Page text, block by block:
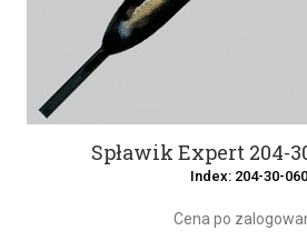
Spławik Expert 204-
Index: 204-30-060
Cena po